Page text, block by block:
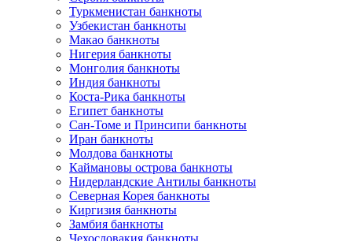
Туркменистан банкноты
Узбекистан банкноты
Макао банкноты
Нигерия банкноты
Монголия банкноты
Индия банкноты
Коста-Рика банкноты
Египет банкноты
Сан-Томе и Принсипи банкноты
Иран банкноты
Молдова банкноты
Каймановы острова банкноты
Нидерландские Антилы банкноты
Северная Корея банкноты
Киргизия банкноты
Замбия банкноты
Чехословакия банкноты